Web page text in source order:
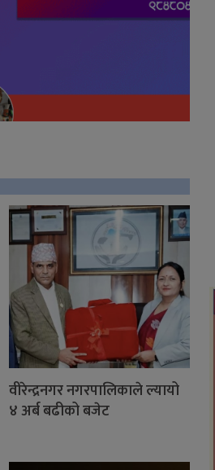
वीरेन्द्रनगर नगरपालिकाले ल्यायो
४ अर्ब बढीको बजेट